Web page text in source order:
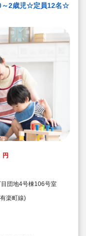
2歳児☆定員12名☆
円
団地4号棟106号室
楽町線)